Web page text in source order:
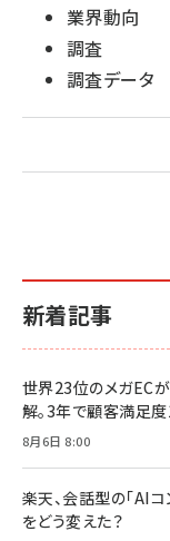
業界動向
調査
調査データ
新着記事
世界23位のメガEC
解。3年で顧客満足
8月6日 8:00
楽天、会話型の「AI
をどう変えた？